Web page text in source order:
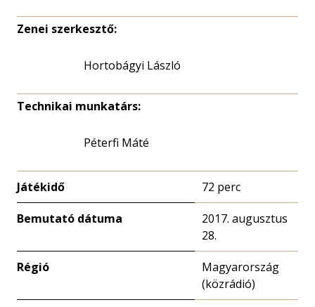
Zenei szerkesztő:
Hortobágyi László
Technikai munkatárs:
Péterfi Máté
Játékidő 72 perc
Bemutató dátuma
2017. augusztus
28.
Régió
Magyarország
(közrádió)